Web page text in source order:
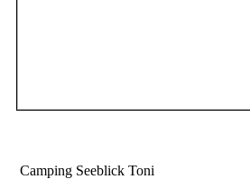
Camping Seeblick Toni